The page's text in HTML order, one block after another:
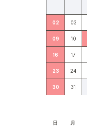
02 03
09 10
16 17
23 24
30 31
日 月